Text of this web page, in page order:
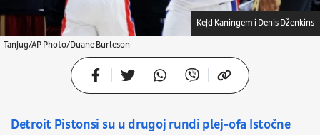
Tanjug/AP Photo/Duane Burleson
Kejd Kaningem i Denis Dženkins
Detroit Pistonsi su u drugoj rundi plej-ofa Istočne